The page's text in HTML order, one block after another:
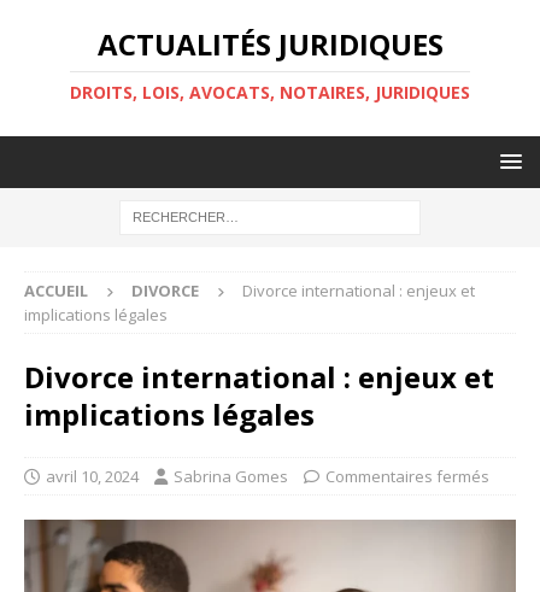
ACTUALITÉS JURIDIQUES
DROITS, LOIS, AVOCATS, NOTAIRES, JURIDIQUES
ACCUEIL DIVORCE
Divorce international : enjeux et
implications légales
Divorce international : enjeux et
implications légales
avril 10, 2024 Sabrina Gomes Commentaires fermés